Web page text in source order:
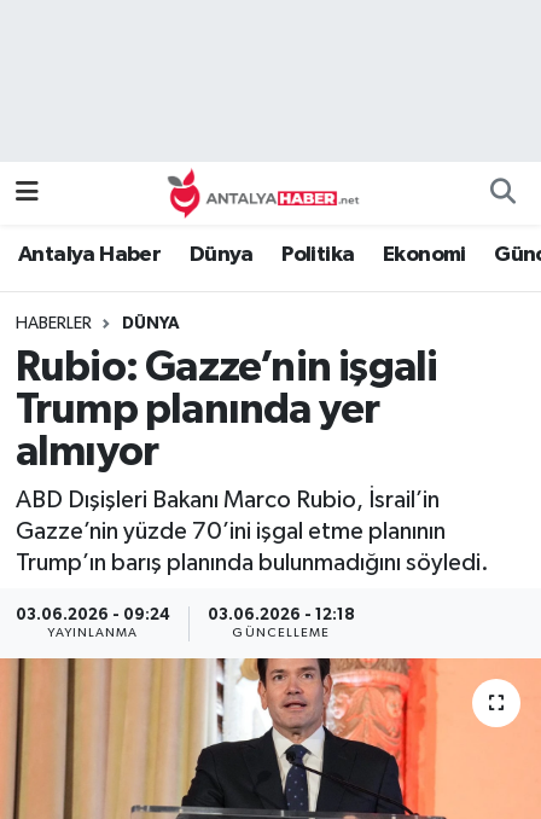
Antalya Haber Dünya Politika Ekonomi
HABERLER DÜNYA
Rubio: Gazze’nin işgali
Trump planında yer
almıyor
ABD Dışişleri Bakanı Marco Rubio, İsrail’in
Gazze’nin yüzde 70’ini işgal etme planının
Trump’ın barış planında bulunmadığını söyledi.
03.06.2026 - 09:24
YAYINLANMA
03.06.2026 - 12:18
GÜNCELLEME
Genel
Güncel
Güvenlik
Namaz Vakitleri
Tüm Manşetler
Son Dakika Haberleri
Haber Arşivi